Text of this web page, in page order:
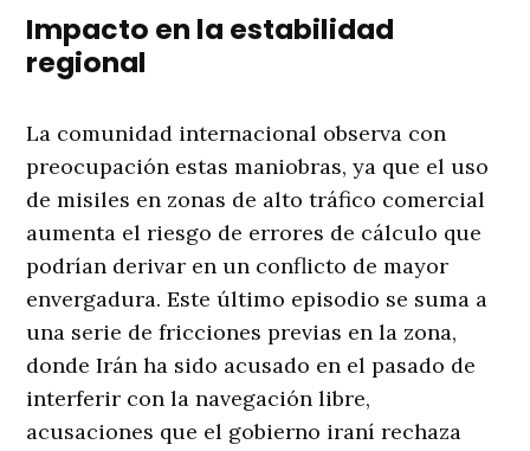
Impacto en la estabilidad
regional
La comunidad internacional observa con
preocupación estas maniobras, ya que el uso
de misiles en zonas de alto tráfico comercial
aumenta el riesgo de errores de cálculo que
podrían derivar en un conflicto de mayor
envergadura. Este último episodio se suma a
una serie de fricciones previas en la zona,
donde Irán ha sido acusado en el pasado de
interferir con la navegación libre,
acusaciones que el gobierno iraní rechaza